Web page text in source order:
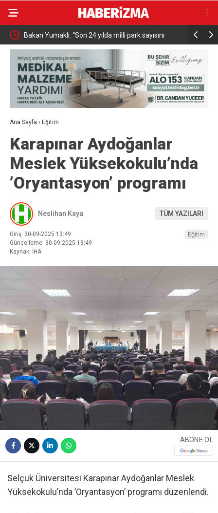
sayısını MHP Kütahya’da ilçe kongreleri 13 Ağustos’ta
başlıyor
Ana Sayfa › Eğitim
Karapınar Aydoğanlar
Meslek Yüksekokulu’nda
’Oryantasyon’ programı
Neslihan Kaya TÜM YAZILARI
Giriş: 30-09-2025 13:49
Güncelleme: 30-09-2025 13:49
Kaynak: İHA
Eğitim
ABONE OL
Selçuk Üniversitesi Karapınar Aydoğanlar Meslek
Yüksekokulu’nda ’Oryantasyon’ programı düzenlendi.